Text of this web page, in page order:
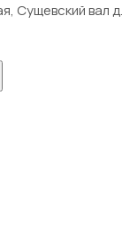
Сущевский вал